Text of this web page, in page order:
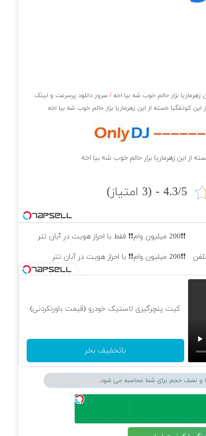
بزار حالم خوب شه بیا اخه/ سرور دانلود پرسرعت و لینک
کوتفگیا خسته از این زهرماریا بزار حالم خوب شه بیا اخه
از این زهرماریا بزار حالم خوب شه بیا اخه
4.3/5 - (3 امتیاز)
❗❗200 میلیون وام❗❗ فقط با احراز هویت در آبان تتر
❗❗200 میلیون وام❗❗ با احراز هویت در آبان تتر
کیت پنچرگیری لاستیک خودرو (قیمت باورنکردنی)
باتخفیف بخر
و نصف حجم برای شما محاسبه می شود.